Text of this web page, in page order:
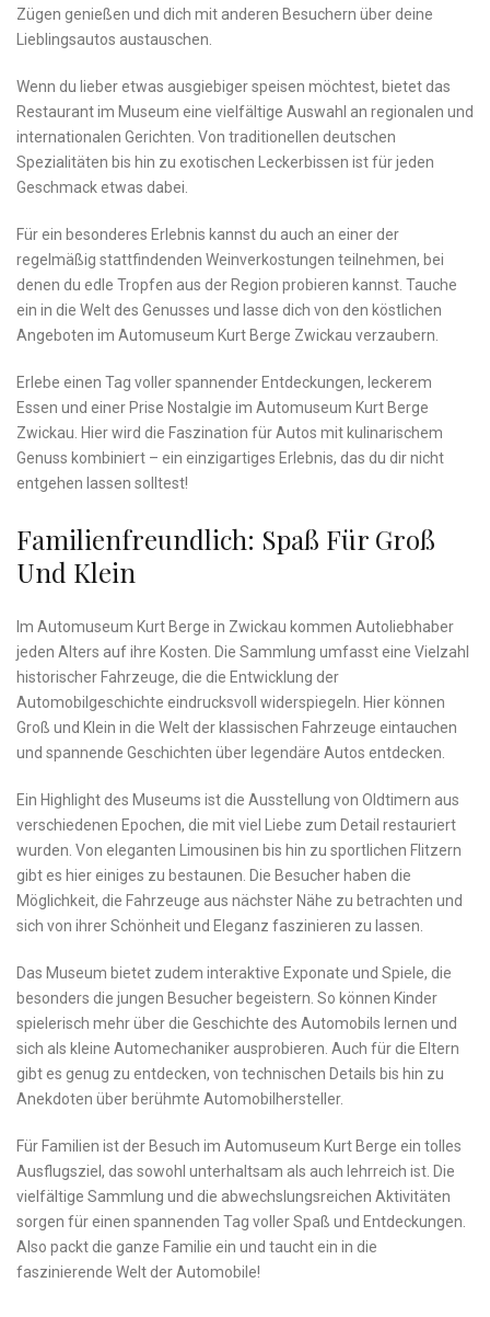
Zügen ⁣genießen und dich mit anderen ‌Besuchern ⁢über⁣ deine
Lieblingsautos austauschen.
Wenn du ‍lieber ​etwas ausgiebiger speisen möchtest, bietet⁢ das
Restaurant im Museum eine vielfältige Auswahl an regionalen ​und
⁤internationalen Gerichten. ⁤Von traditionellen deutschen⁣
Spezialitäten bis⁤ hin zu ​exotischen Leckerbissen ist für⁤ jeden
Geschmack etwas dabei.
Für ein besonderes Erlebnis⁤ kannst du auch an einer der⁣
regelmäßig‍ stattfindenden‌ Weinverkostungen teilnehmen, ⁤bei
‍denen du⁤ edle Tropfen aus der Region probieren kannst. Tauche
ein ⁣in die⁣ Welt des Genusses und lasse dich von den köstlichen‌
Angeboten im Automuseum Kurt Berge Zwickau verzaubern.
Erlebe einen Tag voller‌ spannender Entdeckungen, leckerem
Essen und einer Prise Nostalgie im Automuseum Kurt Berge
Zwickau. ⁣Hier wird die ⁤Faszination für Autos mit kulinarischem
Genuss kombiniert ​–‌ ein einzigartiges Erlebnis, das du ⁢dir nicht
entgehen lassen solltest!
Familienfreundlich: Spaß Für Groß
⁤und Klein
Im Automuseum Kurt Berge ⁣in ​Zwickau ⁢kommen ⁣Autoliebhaber
jeden Alters auf ihre Kosten. Die Sammlung umfasst eine Vielzahl ​
historischer ⁤Fahrzeuge, die die Entwicklung ⁤der
Automobilgeschichte⁤ eindrucksvoll widerspiegeln. Hier können
Groß und Klein in die ​Welt⁤ der klassischen Fahrzeuge eintauchen
und spannende Geschichten über legendäre Autos entdecken.
Ein Highlight des Museums‌ ist die Ausstellung von Oldtimern ⁣aus
verschiedenen Epochen, die mit ⁣viel ⁤Liebe zum Detail⁣ restauriert
wurden. Von eleganten⁢ Limousinen ‍bis hin zu sportlichen​ Flitzern
gibt es hier einiges zu bestaunen.⁤ Die Besucher haben die
Möglichkeit, ‍die Fahrzeuge​ aus nächster Nähe zu betrachten ⁤und
sich von ihrer Schönheit​ und Eleganz faszinieren zu lassen.
Das Museum‌ bietet zudem interaktive Exponate und Spiele, die⁣
besonders die jungen Besucher ‍begeistern. ⁤So können Kinder
spielerisch mehr über die Geschichte ‌des Automobils lernen und
sich als kleine ‌Automechaniker ​ausprobieren. Auch für die Eltern
gibt es genug zu entdecken, von technischen‌ Details bis⁣ hin zu
Anekdoten⁣ über berühmte⁢ Automobilhersteller.
Für Familien ist der Besuch im Automuseum Kurt Berge⁣ ein tolles
Ausflugsziel,⁢ das sowohl unterhaltsam als auch lehrreich ‌ist. ⁤Die
⁤vielfältige Sammlung und​ die‍ abwechslungsreichen Aktivitäten
sorgen für ⁢einen spannenden Tag voller Spaß und Entdeckungen.
⁤Also ⁤packt die ganze⁣ Familie ein ‌und‍ taucht ein in⁢ die‌
faszinierende Welt der Automobile!